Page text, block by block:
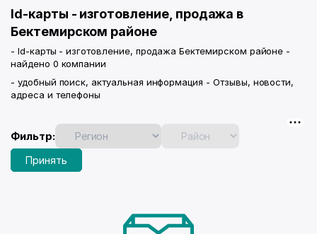
Id-карты - изготовление, продажа в
Бектемирском районе
- Id-карты - изготовление, продажа Бектемирском районе -
найдено 0 компании
- удобный поиск, актуальная информация - Отзывы, новости,
адреса и телефоны
Фильтр:
Принять